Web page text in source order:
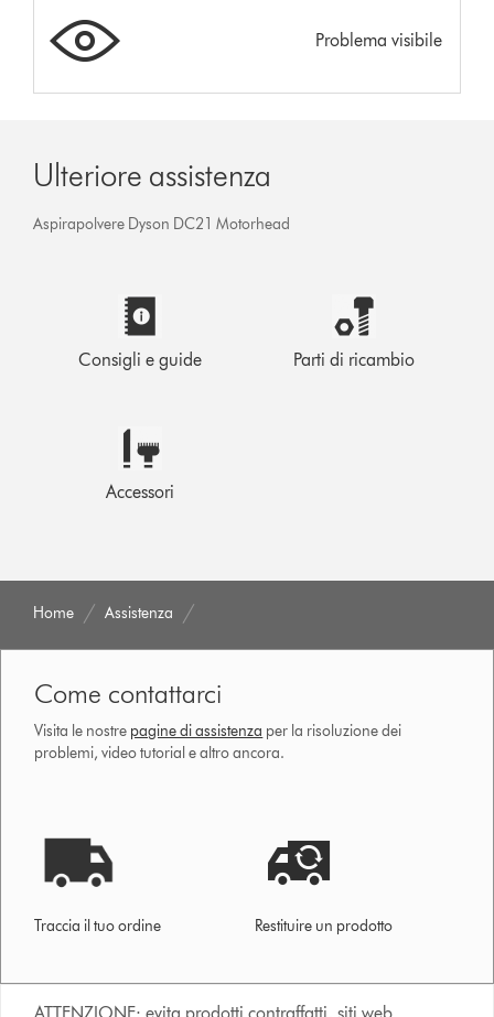
Problema visibile
Ulteriore assistenza
Aspirapolvere Dyson DC21 Motorhead
Consigli e guide Parti di ricambio
Accessori
Home Assistenza
Come contattarci
Visita le nostre pagine di assistenza per la risoluzione dei
problemi, video tutorial e altro ancora.
Traccia il tuo ordine Restituire un prodotto
ATTENZIONE: evita prodotti contraffatti, siti web